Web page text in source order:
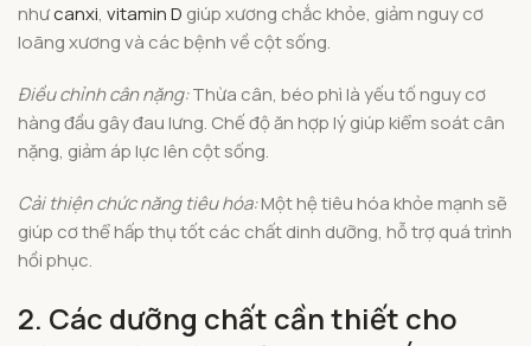
nhưcanxi, vitamin D giúp xương chắc khỏe, giảm nguy cơ
loãng xương và các bệnh về cột sống.
Điều chỉnh cân nặng:Thừa cân, béo phì là yếu tố nguy cơ
hàng đầu gây đau lưng. Chế độ ăn hợp lý giúp kiểm soát cân
nặng, giảm áp lực lên cột sống.
Cải thiện chức năng tiêu hóa:Một hệ tiêu hóa khỏe mạnh sẽ
giúp cơ thể hấp thụ tốt các chất dinh dưỡng, hỗ trợ quá trình
hồi phục.
2. Các dưỡng chất cần thiết cho